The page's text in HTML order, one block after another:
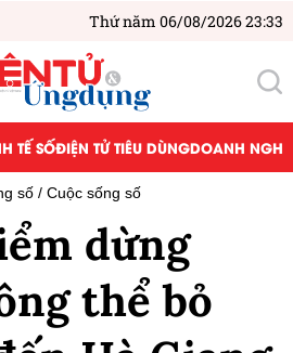
Thứ năm 06/08/2026 23:33
TẾ SỐĐIỆN TỬ TIÊU DÙNGDOANH
số Cuộc sống số
dừng
thể bỏ